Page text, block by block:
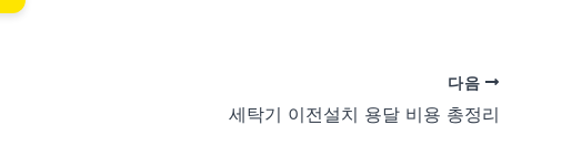
다음
세탁기 이전설치 용달 비용 총정리